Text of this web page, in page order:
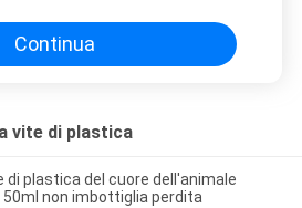
Continua
vite di plastica
plastica del cuore dell'animale
non imbottiglia perdita